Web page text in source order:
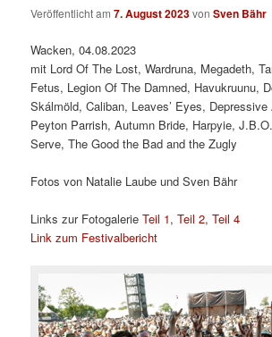
Veröffentlicht am7. August 2023vonSven Bähr
Wacken, 04.08.2023
mit Lord Of The Lost, Wardruna, Megadeth,
Fetus, Legion Of The Damned, Havukruunu,
Skálmöld, Caliban, Leaves’ Eyes,
Peyton Parrish, Autumn Bride, Harpyie,
Serve, The Good the Bad and the Zugly
Fotos von Natalie Laube und Sven Bähr
Links zur FotogalerieTeil 1,Teil 2,Teil 4
Link zum Festivalbericht